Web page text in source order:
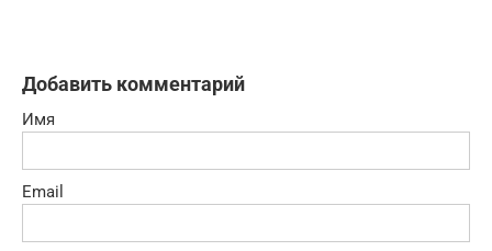
Добавить комментарий
Имя
Email